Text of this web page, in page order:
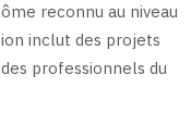
reconnu au niveau
inclut des projets
professionnels du